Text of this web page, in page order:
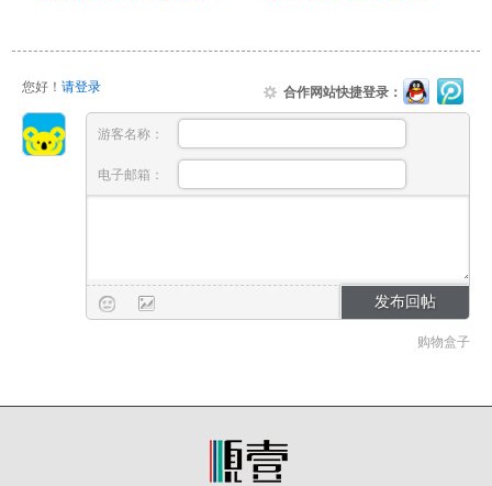
您好！ 请登录 合作网站快捷登录：
游客名称：
电子邮箱：
购物盒子